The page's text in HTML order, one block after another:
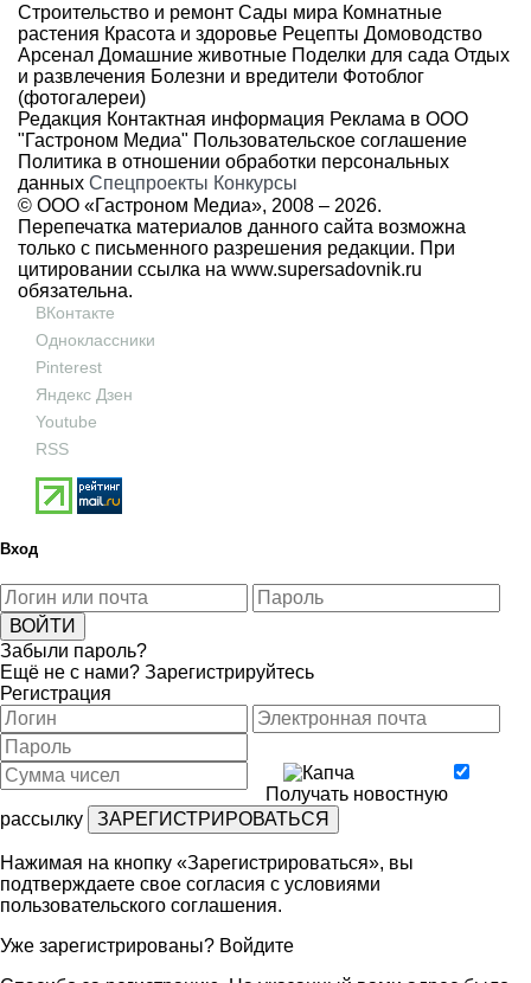
Строительство и ремонт Сады мира Комнатные
растения Красота и здоровье Рецепты Домоводство
Арсенал Домашние животные Поделки для сада Отдых
и развлечения Болезни и вредители Фотоблог
(фотогалереи)
Редакция Контактная информация Реклама в ООО
"Гастроном Медиа" Пользовательское соглашение
Политика в отношении обработки персональных
данных Спецпроекты Конкурсы
© ООО «Гастроном Медиа», 2008 – 2026.
Перепечатка материалов данного сайта возможна
только с письменного разрешения редакции. При
цитировании ссылка на www.supersadovnik.ru
обязательна.
ВКонтакте
Одноклассники
Pinterest
Яндекс Дзен
Youtube
RSS
Вход
Забыли пароль?
Ещё не с нами? Зарегистрируйтесь
Регистрация
Получать новостную
рассылку
Нажимая на кнопку «Зарегистрироваться», вы
подтверждаете свое согласия с условиями
пользовательского соглашения.
Уже зарегистрированы? Войдите